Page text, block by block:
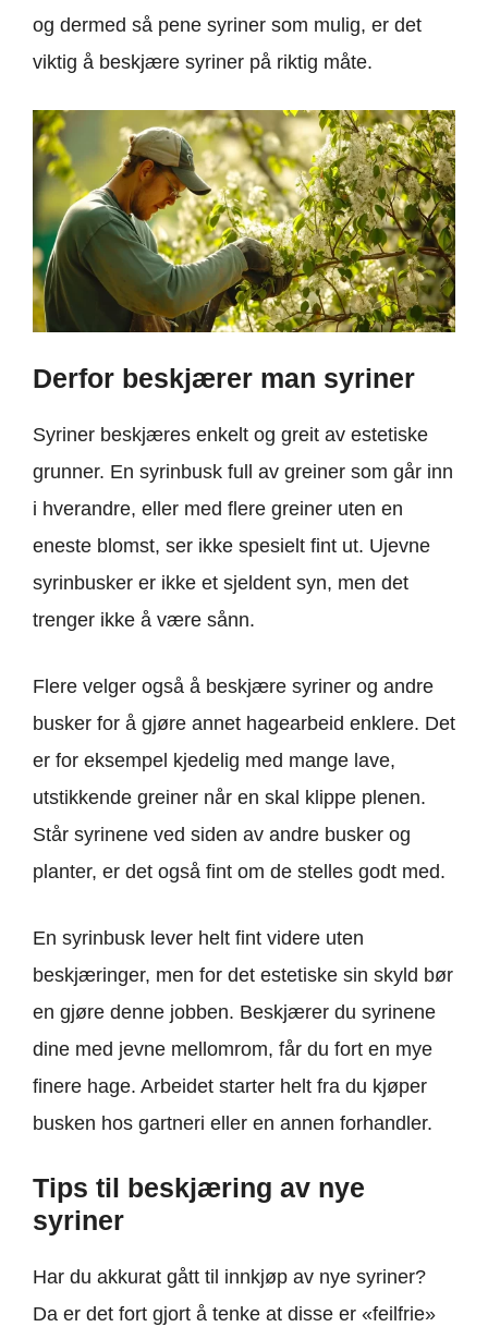
og dermed så pene syriner som mulig, er det
viktig å beskjære syriner på riktig måte.
Derfor beskjærer man syriner
Syriner beskjæres enkelt og greit av estetiske
grunner. En syrinbusk full av greiner som går inn
i hverandre, eller med flere greiner uten en
eneste blomst, ser ikke spesielt fint ut. Ujevne
syrinbusker er ikke et sjeldent syn, men det
trenger ikke å være sånn.
Flere velger også å beskjære syriner og andre
busker for å gjøre annet hagearbeid enklere. Det
er for eksempel kjedelig med mange lave,
utstikkende greiner når en skal klippe plenen.
Står syrinene ved siden av andre busker og
planter, er det også fint om de stelles godt med.
En syrinbusk lever helt fint videre uten
beskjæringer, men for det estetiske sin skyld bør
en gjøre denne jobben. Beskjærer du syrinene
dine med jevne mellomrom, får du fort en mye
finere hage. Arbeidet starter helt fra du kjøper
busken hos gartneri eller en annen forhandler.
Tips til beskjæring av nye
syriner
Har du akkurat gått til innkjøp av nye syriner?
Da er det fort gjort å tenke at disse er «feilfrie»